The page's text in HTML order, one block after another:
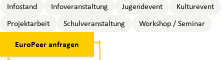
Infostand
Infoveranstaltung Jugendevent
Kulturevent
Projektarbeit
Schulveranstaltung Workshop / Seminar
EuroPeer anfragen